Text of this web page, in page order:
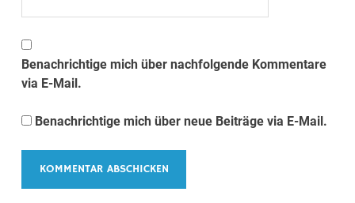
Benachrichtige mich über nachfolgende Kommentare
via E-Mail.
Benachrichtige mich über neue Beiträge via E-Mail.